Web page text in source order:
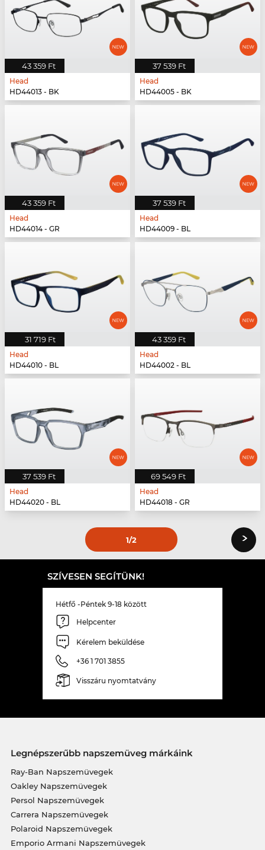
43 359 Ft
Head
HD44013 - BK
37 539 Ft
Head
HD44005 - BK
43 359 Ft
Head
HD44014 - GR
37 539 Ft
Head
HD44009 - BL
31 719 Ft
Head
HD44010 - BL
43 359 Ft
Head
HD44002 - BL
37 539 Ft
Head
HD44020 - BL
69 549 Ft
Head
HD44018 - GR
1/2 ›
SZÍVESEN SEGÍTÜNK!
Hétfő -Péntek 9-18 között
Helpcenter
Kérelem beküldése
+36 1 701 3855
Visszáru nyomtatvány
Legnépszerűbb napszemüveg márkáink
Ray-Ban Napszemüvegek
Oakley Napszemüvegek
Persol Napszemüvegek
Carrera Napszemüvegek
Polaroid Napszemüvegek
Emporio Armani Napszemüvegek